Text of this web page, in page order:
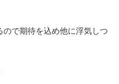
で期待を込め他に浮気しつ